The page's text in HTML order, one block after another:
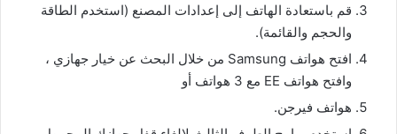
قم باستعادة الهاتف إلى إعدادات المصنع (استخدم الطاقة
والحجم والقائمة).
افتح هواتف Samsung من خلال البحث عن خيار جهازي ،
وافتح هواتف EE مع 3 هواتف أو
هواتف فيرجن.